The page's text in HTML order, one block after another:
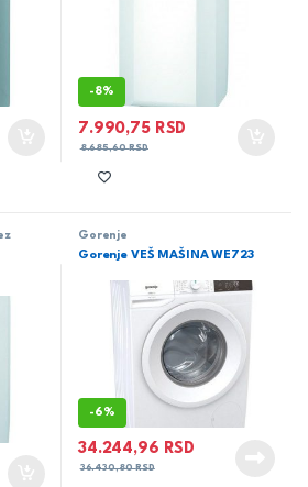
-8%
7.990,75 RSD
8.685,60RSD
Gorenje
Gorenje VEŠ MAŠINA WE723
-6%
34.244,96 RSD
36.430,80RSD